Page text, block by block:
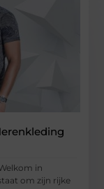
in
om zijn rijke